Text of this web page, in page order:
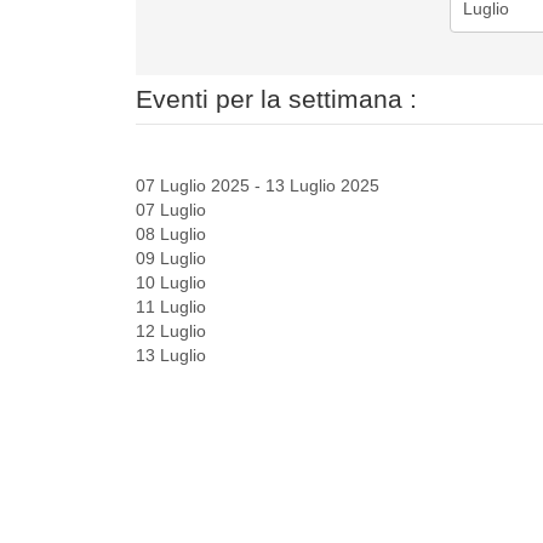
Eventi per la settimana :
07 Luglio 2025 - 13 Luglio 2025
07 Luglio
08 Luglio
09 Luglio
10 Luglio
11 Luglio
12 Luglio
13 Luglio